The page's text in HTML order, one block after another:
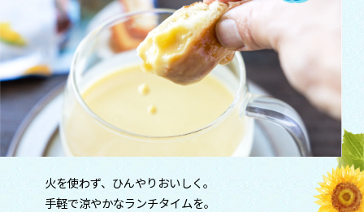
火を使わず、ひんやりおいしく。
手軽で涼やかなランチタイムを。